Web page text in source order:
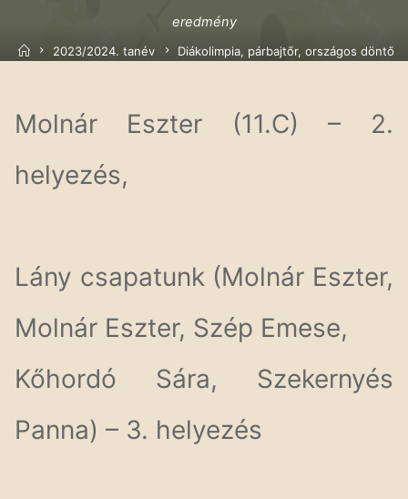
eredmény
Kezdőoldal
2023/2024. tanév Diákolimpia, párbajtőr, országos döntő
Molnár Eszter (11.C) – 2.
helyezés,
Lány csapatunk (Molnár Eszter,
Molnár Eszter, Szép Emese,
Kőhordó Sára, Szekernyés
Panna) – 3. helyezés